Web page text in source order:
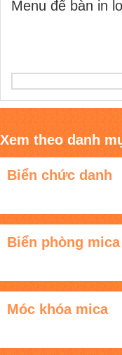
Menu để bàn in
Xem theo danh
Biển chức danh
Biển phòng mica
Móc khóa mica